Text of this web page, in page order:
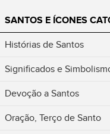
SANTOS E ÍCONES
Histórias de Santos
Significados e
Devoção a Santos
Oração, Terço de Santo